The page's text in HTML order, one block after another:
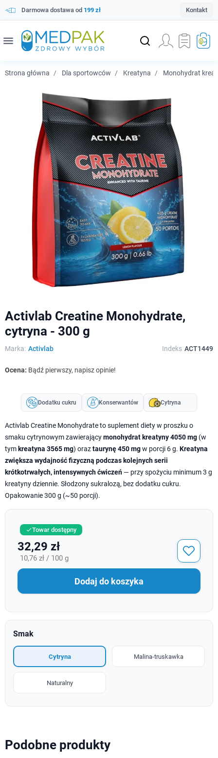
Darmowa dostawa od 199 zł Kontakt
menu
Strona główna Dla sportowców Kreatyna Monohydrat
Activlab Creatine Monohydrate,
cytryna - 300 g
Marka: Activlab Indeks ACT1449
Ocena: Bądź pierwszy, napisz opinie!
Dodatku cukru Konserwantów Cytryna
Activlab Creatine Monohydrate to suplement diety w proszku o
smaku cytrynowym zawierającymonohydrat kreatyny 4050 mg (w
tym kreatyna 3565 mg) oraztaurynę 450 mgw porcji 6 g. Kreatyna
zwiększa wydajność fizyczną podczas kolejnych serii
krótkotrwałych, intensywnych ćwiczeń — przy spożyciu minimum 3 g
kreatyny dziennie. Słodzony sukralozą, bez dodatku cukru.
Opakowanie 300 g (~50 porcji).
Towar dostępny
32,29 zł
10,76 zł / 100 g
Dodaj do koszyka
Smak
Cytryna Malina-truskawka
Naturalny
Podobne produkty